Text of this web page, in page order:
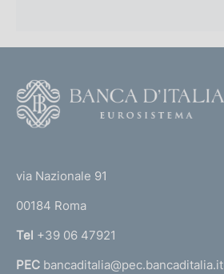
r
n
a
via Nazionale 91
00184 Roma
Tel +39 06 47921
PEC bancaditalia@pec.bancaditalia.it